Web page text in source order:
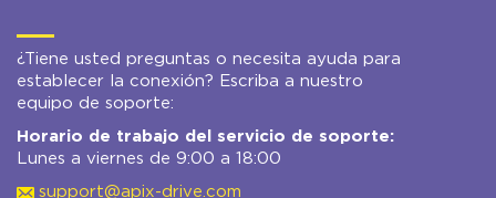
¿Tiene usted preguntas o necesita ayuda para
establecer la conexión? Escriba a nuestro
equipo de soporte:
Horario de trabajo del servicio de soporte:
Lunes a viernes de 9:00 a 18:00
support@apix-drive.com